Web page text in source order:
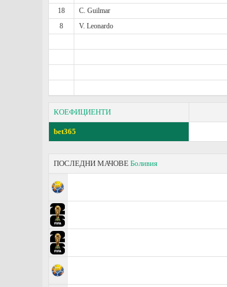
18
C. Guilmar
8
V. Leonardo
КОЕФИЦИЕНТИ
bet365
ПОСЛЕДНИ МАЧОВЕ Боливия